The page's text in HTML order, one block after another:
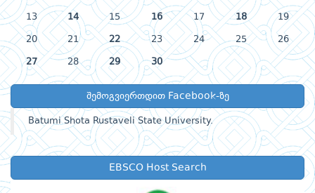
13 14 15 16 17 18 19
20 21 22 23 24 25 26
27 28 29 30
შემოგვიერთდით Facebook-ზე
Batumi Shota Rustaveli State University.
EBSCO Host Search